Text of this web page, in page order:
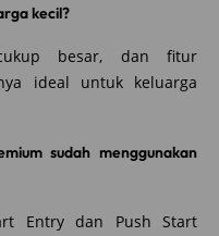
kecil?
besar, dan fitur
ideal untuk keluarga
sudah menggunakan
Entry dan Push Start